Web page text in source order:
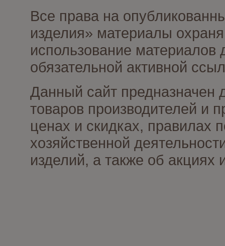
Все права на
изделия» материалы
использование материалов
обязательной активной
Данный сайт предназначен
товаров производителей и
ценах и скидках, правилах
хозяйственной
изделий, а также об